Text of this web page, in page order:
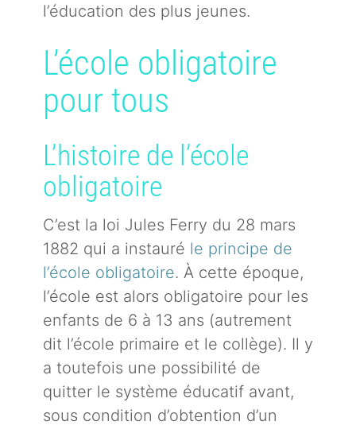
l’éducation des plus jeunes.
L’école obligatoire
pour tous
L’histoire de l’école
obligatoire
C’est la loi Jules Ferry du 28 mars
1882 qui a instauré le principe de
l’école obligatoire. À cette époque,
l’école est alors obligatoire pour les
enfants de 6 à 13 ans (autrement
dit l’école primaire et le collège). Il y
a toutefois une possibilité de
quitter le système éducatif avant,
sous condition d’obtention d’un